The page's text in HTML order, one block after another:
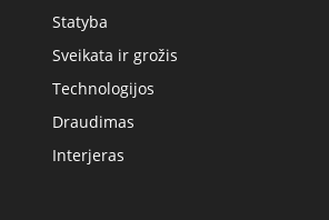
Statyba
Sveikata ir grožis
Technologijos
Draudimas
Interjeras